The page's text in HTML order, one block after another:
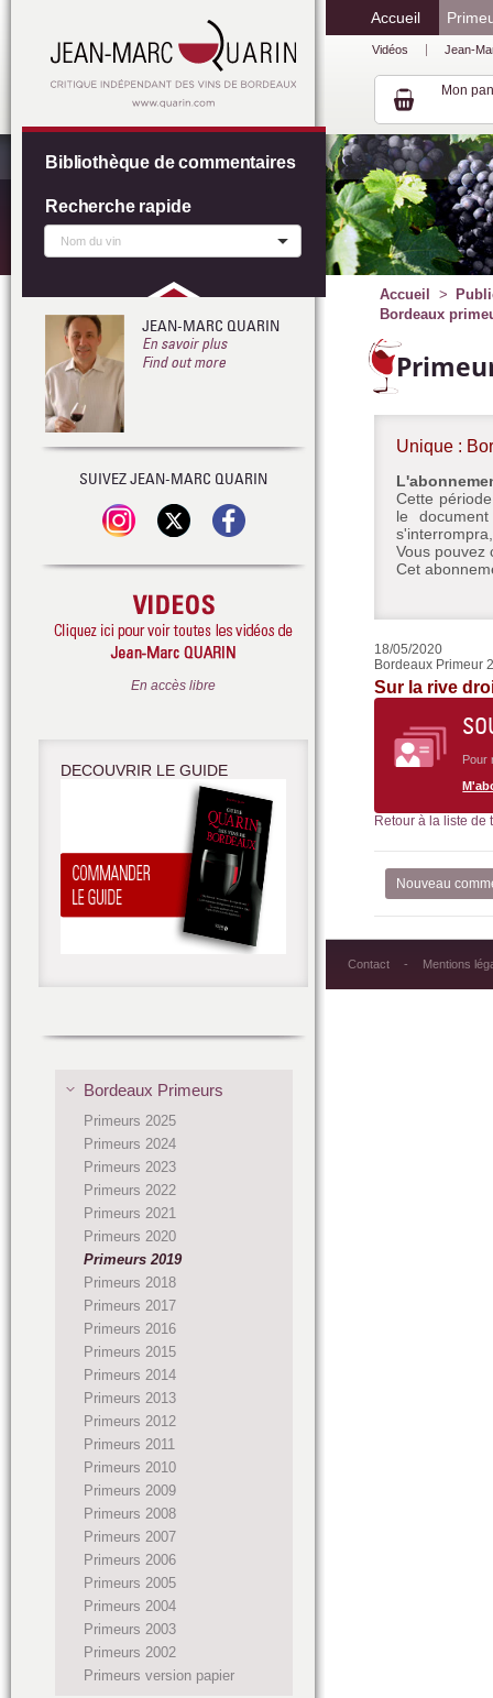
Accueil
Vidéos Jean-
Mon
Accueil
Bordeaux
Unique :
Cette
le
Vous pouvez
Cet
18/05/2020
Bordeaux Primeur
Sur la rive
Pour
Retour à la liste de
Nouveau
Contact Mentions
Bibliothèque de commentaires
Recherche rapide
JEAN-MARC QUARIN
En savoir plus
Find out more
SUIVEZ JEAN-MARC QUARIN
En accès libre
DECOUVRIR LE GUIDE
Bordeaux Primeurs
Primeurs 2025
Primeurs 2024
Primeurs 2023
Primeurs 2022
Primeurs 2021
Primeurs 2020
Primeurs 2019
Primeurs 2018
Primeurs 2017
Primeurs 2016
Primeurs 2015
Primeurs 2014
Primeurs 2013
Primeurs 2012
Primeurs 2011
Primeurs 2010
Primeurs 2009
Primeurs 2008
Primeurs 2007
Primeurs 2006
Primeurs 2005
Primeurs 2004
Primeurs 2003
Primeurs 2002
Primeurs version papier